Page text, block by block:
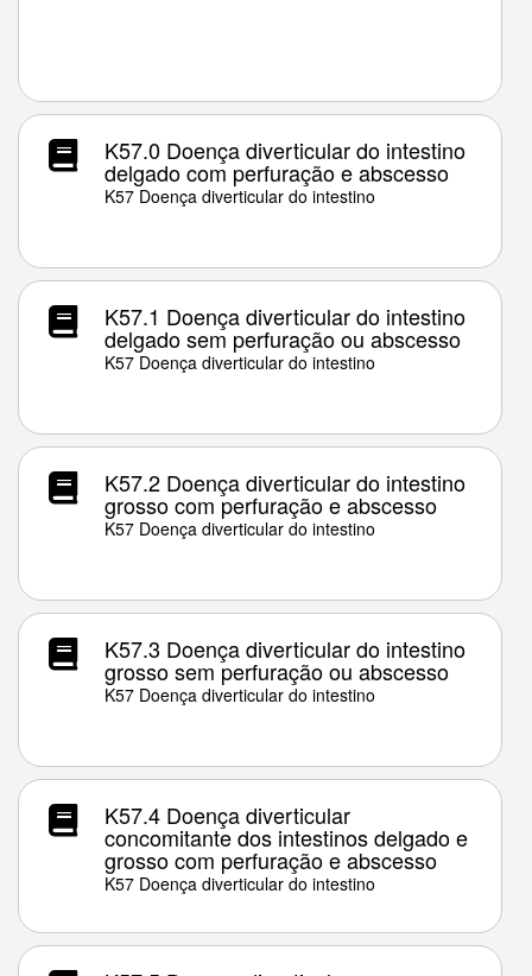
K57.0 Doença diverticular do intestino
delgado com perfuração e abscesso
K57 Doença diverticular do intestino
K57.1 Doença diverticular do intestino
delgado sem perfuração ou abscesso
K57 Doença diverticular do intestino
K57.2 Doença diverticular do intestino
grosso com perfuração e abscesso
K57 Doença diverticular do intestino
K57.3 Doença diverticular do intestino
grosso sem perfuração ou abscesso
K57 Doença diverticular do intestino
K57.4 Doença diverticular
concomitante dos intestinos delgado e
grosso com perfuração e abscesso
K57 Doença diverticular do intestino